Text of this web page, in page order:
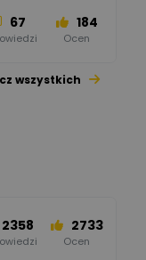
67 184
Ocen
47 67
wszystkich
2358 2733
Ocen